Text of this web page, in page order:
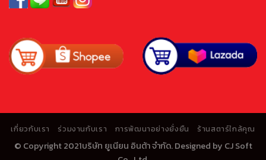
เกี่ยวกับเรา ร่วมงานกับเรา การพัฒนาอย่างยั่งยืน ร้านสตาร์ใกล้คุณ
© Copyright 2021บริษัท ยูเนียน อินต้า จำกัด. Designed by CJ Soft